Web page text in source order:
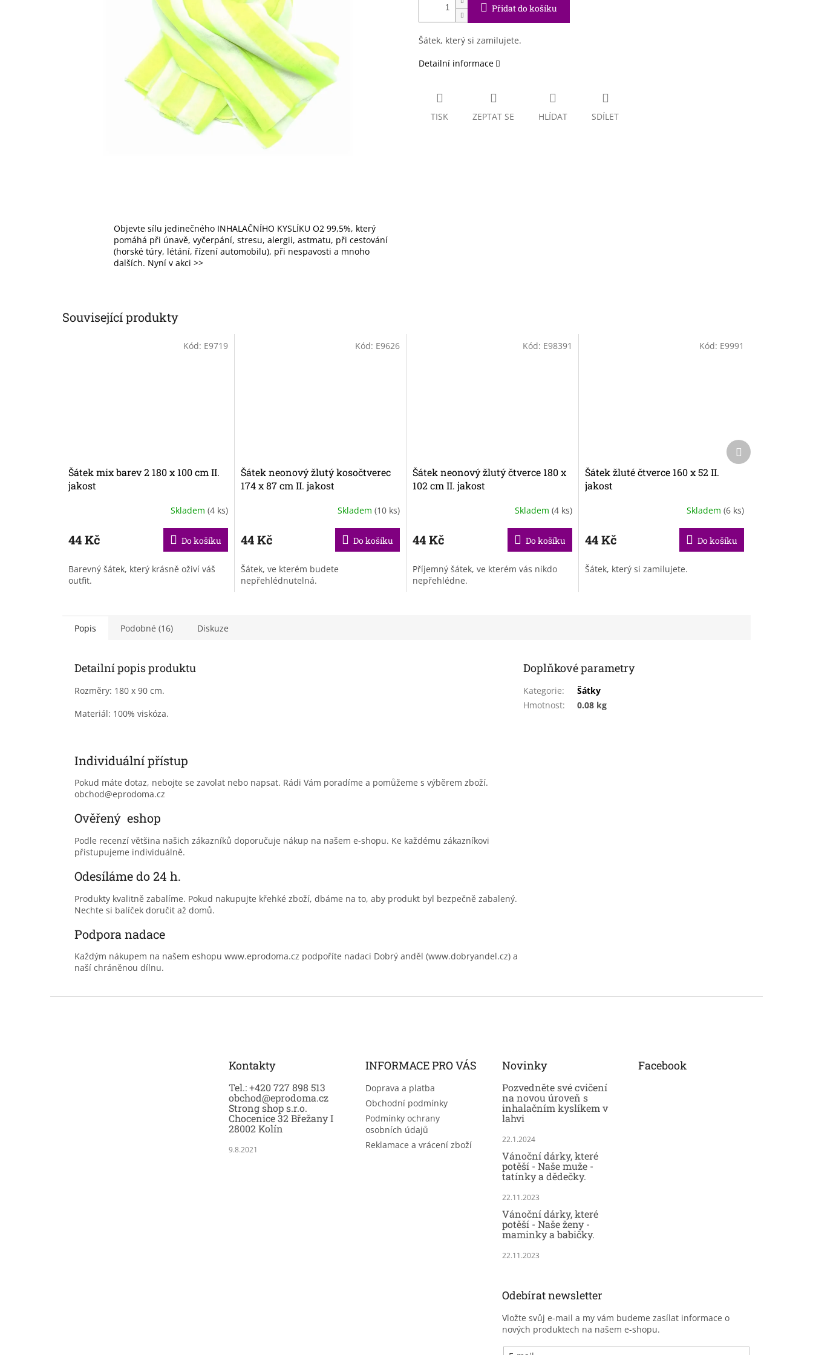
Přidat do košíku
Šátek, který si zamilujete.
Detailní informace
TISK ZEPTAT SE HLÍDAT SDÍLET
Objevte sílu jedinečného INHALAČNÍHO KYSLÍKU O2 99,5%, který
pomáhá při únavě, vyčerpání, stresu, alergii, astmatu, při cestování
(horské túry, létání, řízení automobilu), při nespavosti a mnoho
dalších. Nyní v akci >>
Související produkty
Šátek mix barev 2 180 x 100 cm II.
jakost
Skladem (4 ks)
44 Kč Do košíku
Barevný šátek, který krásně oživí váš
outfit.
Kód: E9719
Šátek neonový žlutý kosočtverec
174 x 87 cm II. jakost
Skladem (10 ks)
44 Kč Do košíku
Šátek, ve kterém budete
nepřehlédnutelná.
Kód: E9626
Šátek neonový žlutý čtverce 180 x
102 cm II. jakost
Skladem (4 ks)
44 Kč Do košíku
Příjemný šátek, ve kterém vás nikdo
nepřehlédne.
Kód: E98391
Šátek žluté čtverce 160 x 52 II.
jakost
Skladem (6 ks)
44 Kč Do košíku
Šátek, který si zamilujete.
Kód: E9991
Další
produkt
Popis Podobné (16) Diskuze
Detailní popis produktu
Rozměry: 180 x 90 cm.
Materiál: 100% viskóza.
Individuální přístup
Pokud máte dotaz, nebojte se zavolat nebo napsat. Rádi Vám poradíme a pomůžeme s výběrem zboží.
obchod@eprodoma.cz
Ověřený eshop
Podle recenzí většina našich zákazníků doporučuje nákup na našem e-shopu. Ke každému zákazníkovi
přistupujeme individuálně.
Odesíláme do 24 h.
Produkty kvalitně zabalíme. Pokud nakupujte křehké zboží, dbáme na to, aby produkt byl bezpečně zabalený.
Nechte si balíček doručit až domů.
Podpora nadace
Každým nákupem na našem eshopu www.eprodoma.cz podpoříte nadaci Dobrý anděl (www.dobryandel.cz) a
naší chráněnou dílnu.
Doplňkové parametry
Kategorie:
Šátky
Hmotnost: 0.08 kg
Kontakty
Tel.: +420 727 898 513
obchod@eprodoma.cz
Strong shop s.r.o.
Chocenice 32 Břežany I
28002 Kolín
9.8.2021
INFORMACE PRO VÁS
Doprava a platba
Obchodní podmínky
Podmínky ochrany
osobních údajů
Reklamace a vrácení zboží
Novinky
Pozvedněte své cvičení
na novou úroveň s
inhalačním kyslíkem v
lahvi
22.1.2024
Vánoční dárky, které
potěší - Naše muže -
tatínky a dědečky.
22.11.2023
Vánoční dárky, které
potěší - Naše ženy -
maminky a babičky.
22.11.2023
Facebook
Odebírat newsletter
Vložte svůj e-mail a my vám budeme zasílat informace o
nových produktech na našem e-shopu.